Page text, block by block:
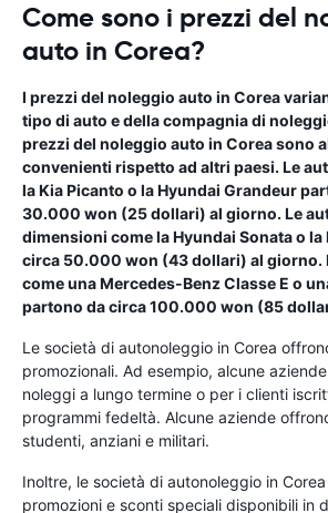
Come sono i prezzi del
auto in Corea?
I prezzi del noleggio auto in Corea
tipo di auto e della compagnia di
prezzi del noleggio auto in Corea sono
convenienti rispetto ad altri paesi. Le
la Kia Picanto o la Hyundai Grandeur
30.000 won (25 dollari) al giorno. Le
dimensioni come la Hyundai Sonata o la
circa 50.000 won (43 dollari) al giorno.
come una Mercedes-Benz Classe E o
partono da circa 100.000 won (85
Le società di autonoleggio in Corea
promozionali. Ad esempio, alcune
noleggi a lungo termine o per i clienti
programmi fedeltà. Alcune aziende
studenti, anziani e militari.
Inoltre, le società di autonoleggio in
promozioni e sconti speciali disponibili in